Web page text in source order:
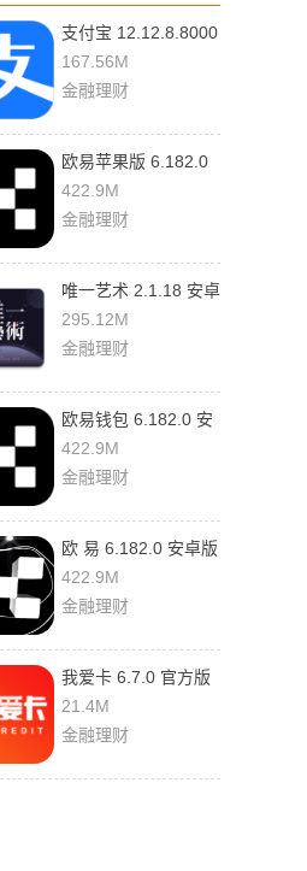
支付宝 12.12.8.8000
安卓版
167.56M
金融理财
欧易苹果版 6.182.0
官方版
422.9M
金融理财
唯一艺术 2.1.18 安卓
版
295.12M
金融理财
欧易钱包 6.182.0 安
卓版
422.9M
金融理财
欧 易 6.182.0 安卓版
422.9M
金融理财
我爱卡 6.7.0 官方版
21.4M
金融理财